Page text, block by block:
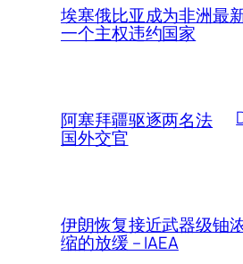
埃塞俄比亚成为非洲最
一个主权违约国家
阿塞拜疆驱逐两名法
国外交官
伊朗恢复接近武器级铀
缩的放缓 – IAEA